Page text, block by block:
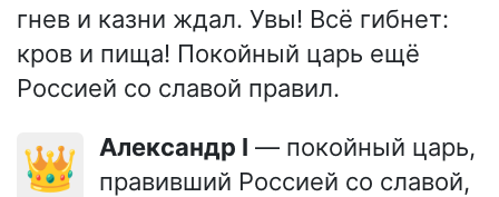
гнев и казни ждал. Увы! Всё гибнет:
кров и пища! Покойный царь ещё
Россией со славой правил.
👑 Александр I — покойный царь,
правивший Россией со славой,